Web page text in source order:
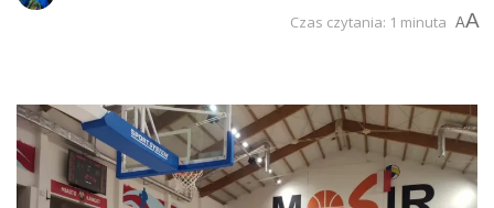
Czas czytania: 1 minuta AA